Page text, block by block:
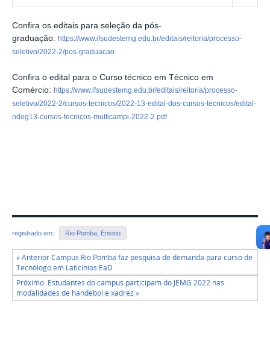
Confira os editais para seleção da pós-
graduação: https://www.ifsudestemg.edu.br/editais/reitoria/processo-
seletivo/2022-2/pos-graduacao
Confira o edital para o Curso técnico em Técnico em
Comércio: https://www.ifsudestemg.edu.br/editais/reitoria/processo-
seletivo/2022-2/cursos-tecnicos/2022-13-edital-dos-cursos-tecnicos/edital-
ndeg13-cursos-tecnicos-multicampi-2022-2.pdf
registrado em: Rio Pomba, Ensino
« Anterior Campus Rio Pomba faz pesquisa de demanda para curso de
Tecnólogo em Laticínios EaD
Próximo: Estudantes do campus participam do JEMG 2022 nas
modalidades de handebol e xadrez »